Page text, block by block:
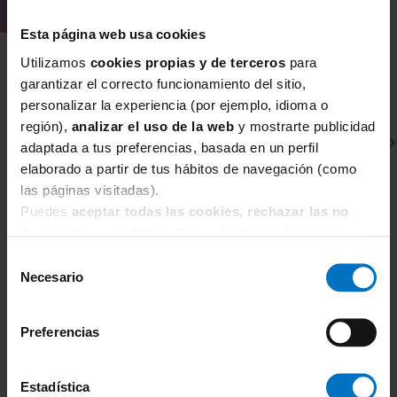
Esta página web usa cookies
Utilizamos cookies propias y de terceros para
garantizar el correcto funcionamiento del sitio,
personalizar la experiencia (por ejemplo, idioma o
región), analizar el uso de la web y mostrarte publicidad
adaptada a tus preferencias, basada en un perfil
elaborado a partir de tus hábitos de navegación (como
las páginas visitadas).
Puedes aceptar todas las cookies, rechazar las no
Necesario
Preferencias
Estadística
con buena capacidad y un escote que
realce la figura.
¿Con qué combinar el parte de
arriba de bikini PrimaDonna Swim
Douala?
Puedes combinarlo con
las bragas de
bikini de la colección Douala
de abajo lisas en tonos del estampado
¿Por qué comprar el parte de arriba
de bikini PrimaDonna Swim Douala
Inimar
Parte de abajo bikini braga Primadonna Swim